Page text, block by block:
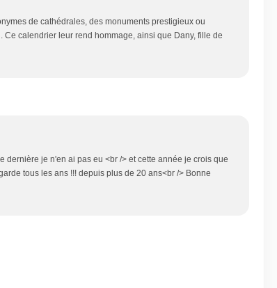
de cathédrales, des monuments prestigieux ou
Ce calendrier leur rend hommage, ainsi que Dany, fille de
dernière je n'en ai pas eu <br /> et cette année je crois que
tous les ans !!! depuis plus de 20 ans<br /> Bonne